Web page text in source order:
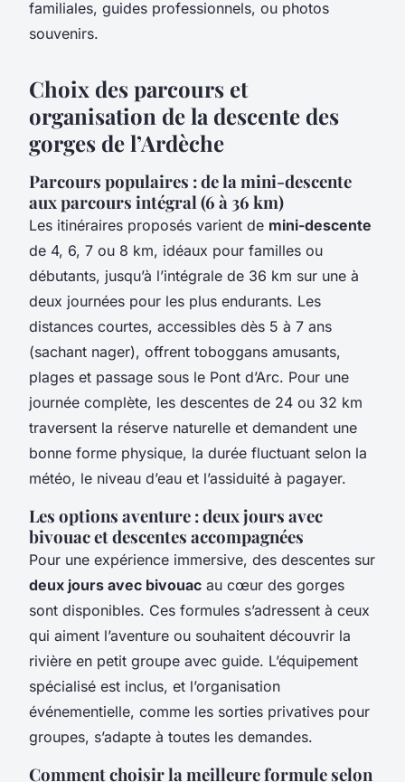
familiales, guides professionnels, ou photos
souvenirs.
Choix des parcours et
organisation de la descente des
gorges de l’Ardèche
Parcours populaires : de la mini-descente
aux parcours intégral (6 à 36 km)
Les itinéraires proposés varient de mini-descente
de 4, 6, 7 ou 8 km, idéaux pour familles ou
débutants, jusqu’à l’intégrale de 36 km sur une à
deux journées pour les plus endurants. Les
distances courtes, accessibles dès 5 à 7 ans
(sachant nager), offrent toboggans amusants,
plages et passage sous le Pont d’Arc. Pour une
journée complète, les descentes de 24 ou 32 km
traversent la réserve naturelle et demandent une
bonne forme physique, la durée fluctuant selon la
météo, le niveau d’eau et l’assiduité à pagayer.
Les options aventure : deux jours avec
bivouac et descentes accompagnées
Pour une expérience immersive, des descentes sur
deux jours avec bivouac au cœur des gorges
sont disponibles. Ces formules s’adressent à ceux
qui aiment l’aventure ou souhaitent découvrir la
rivière en petit groupe avec guide. L’équipement
spécialisé est inclus, et l’organisation
événementielle, comme les sorties privatives pour
groupes, s’adapte à toutes les demandes.
Comment choisir la meilleure formule selon